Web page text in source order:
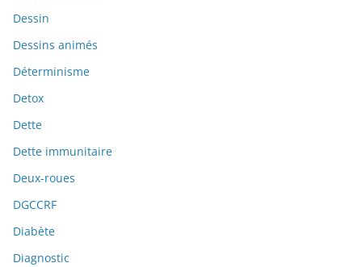
Dessin
Dessins animés
Déterminisme
Detox
Dette
Dette immunitaire
Deux-roues
DGCCRF
Diabète
Diagnostic